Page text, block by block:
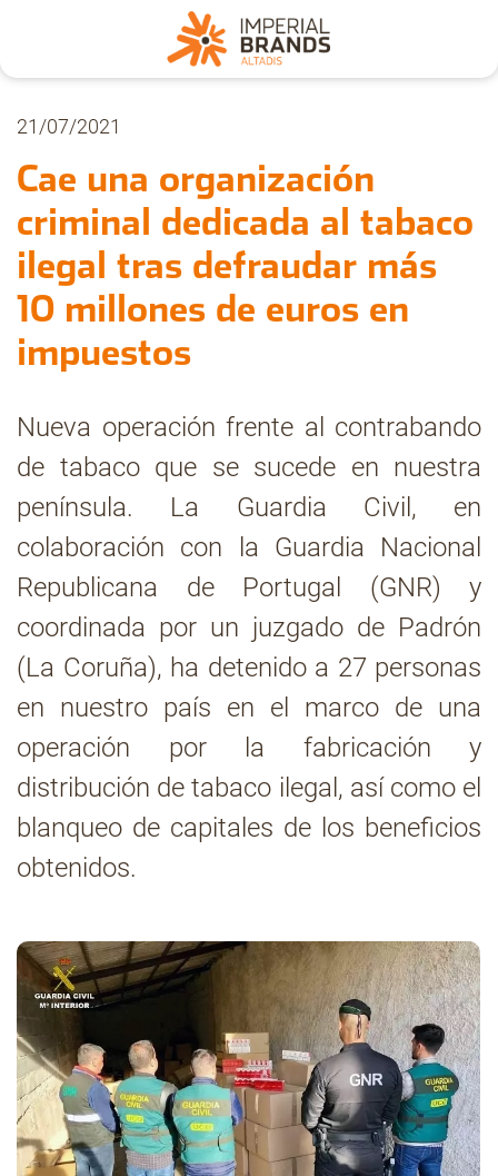
Nosotros
Secciones
Denuncia
Pregúntanos
Archivo
Estadísticas CMT
Contacto
21/07/2021
Cae una organización
criminal dedicada al tabaco
ilegal tras defraudar más
10 millones de euros en
impuestos
Nueva operación frente al contrabando
de tabaco que se sucede en nuestra
península. La Guardia Civil, en
colaboración con la Guardia Nacional
Republicana de Portugal (GNR) y
coordinada por un juzgado de Padrón
(La Coruña), ha detenido a 27 personas
en nuestro país en el marco de una
operación por la fabricación y
distribución de tabaco ilegal, así como el
blanqueo de capitales de los beneficios
obtenidos.